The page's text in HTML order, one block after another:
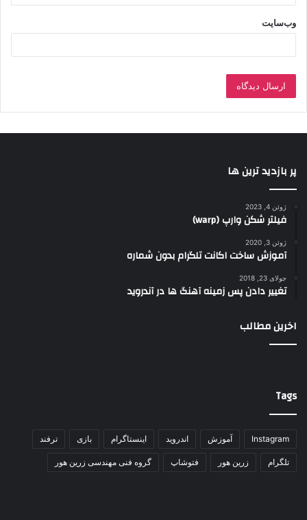
وب‌سایت
پر بازدید ترین ها
ژوئن 4, 2023
فیلتر شکن وارپ (warp)
ژوئن 3, 2020
آموزش ساخت اکانت تلگرام بدون شماره
جولای 23, 2018
تغییر دادن پس زمینه آهنگ ها در آندروید
اخرین مطالب
Tags
Instagram آموزش اندروید اینستاگرام بازی ترفند
تلگرام زرین هور فتوشاپ گروه فنی مهندسی زرین هور